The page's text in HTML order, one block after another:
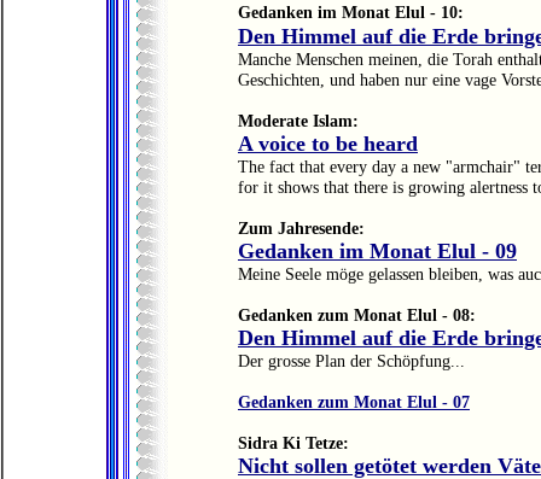
Gedanken im Monat Elul - 10:
Den Himmel auf die Erde
Manche Menschen meinen, die Torah
Geschichten, und haben nur eine vage
Moderate Islam:
A voice to be heard
The fact that every day a new "armchair"
for it shows that there is growing alertness
Zum Jahresende:
Gedanken im Monat Elul - 09
Meine Seele möge gelassen bleiben, was
Gedanken zum Monat Elul - 08:
Den Himmel auf die Erde
Der grosse Plan der Schöpfung...
Gedanken zum Monat Elul - 07
Sidra Ki Tetze:
Nicht sollen getötet werden